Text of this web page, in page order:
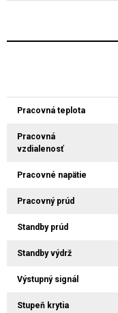
Pracovná teplota
Pracovná
vzdialenosť
Pracovné napätie
Pracovný prúd
Standby prúd
Standby výdrž
Výstupný signál
Stupeň krytia